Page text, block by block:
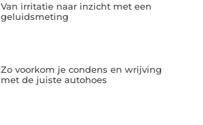
Van irritatie naar inzicht met een
geluidsmeting
Zo voorkom je condens en wrijving
met de juiste autohoes